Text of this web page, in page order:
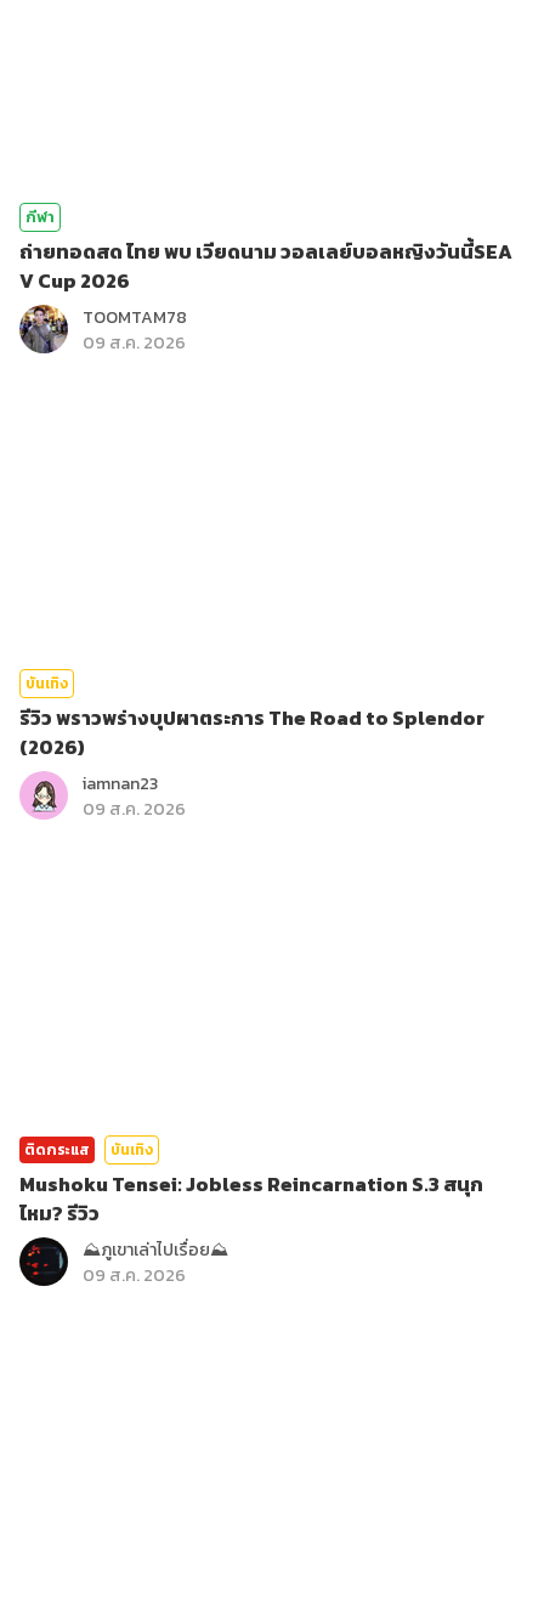
กีฬา
ถ่ายทอดสด ไทย พบ เวียดนาม วอลเลย์บอลหญิงวันนี้SEA
V Cup 2026
TOOMTAM78
09 ส.ค. 2026
บันเทิง
รีวิว พราวพร่างบุปผาตระการ The Road to Splendor
(2026)
iamnan23
09 ส.ค. 2026
ติดกระแส บันเทิง
Mushoku Tensei: Jobless Reincarnation S.3 สนุก
ไหม? รีวิว
⛰️ภูเขาเล่าไปเรื่อย⛰️
09 ส.ค. 2026